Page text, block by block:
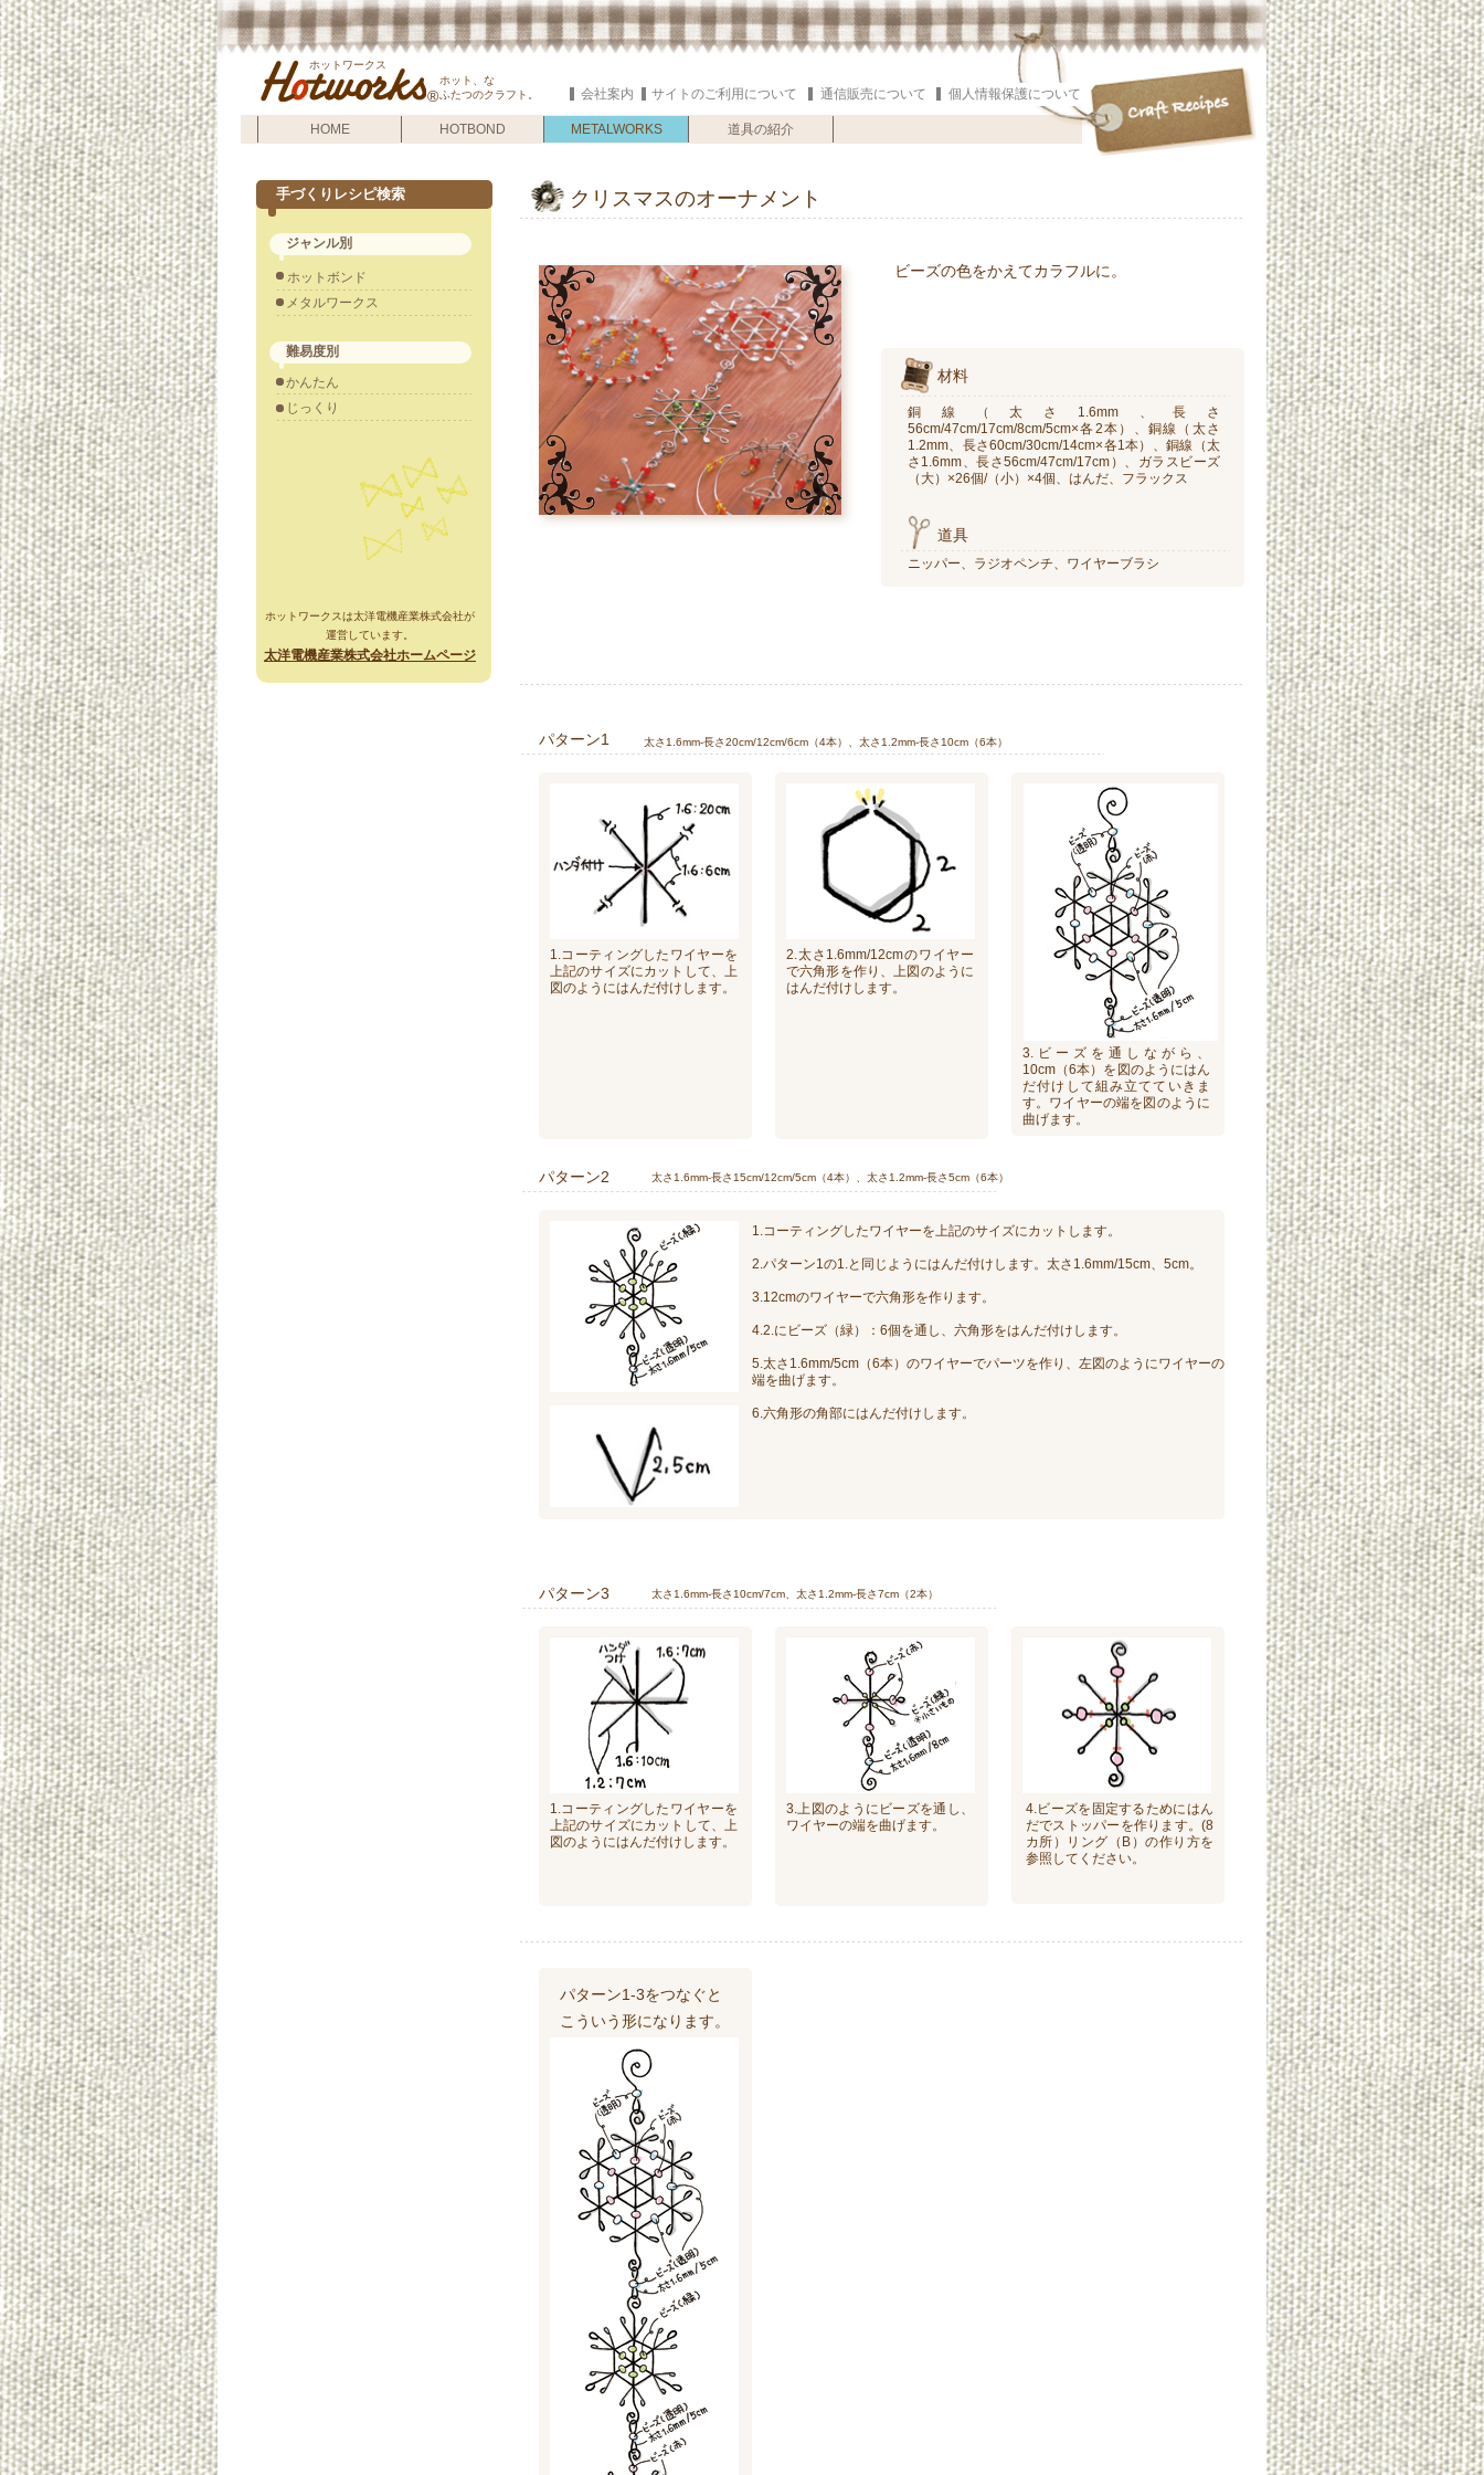
ホット、な
ふたつのクラフト。
ホットワークス
HOTBOND
HOME METALWORKS
METALWORKS 道具の紹介
サイトのご利用について
会社案内 通信販売について
® 個人情報保護について
クリスマスのオーナメント
ビーズの色をかえてカラフルに。
材料
道具
銅線（太さ1.6mm、長さ
56cm/47cm/17cm/8cm/5cm×各2本）、銅線（太さ
1.2mm、長さ60cm/30cm/14cm×各1本）、銅線（太
さ1.6mm、長さ56cm/47cm/17cm）、ガラスビーズ
（大）×26個/（小）×4個、はんだ、フラックス
ニッパー、ラジオペンチ、ワイヤーブラシ
ジャンル別
ホットボンド
メタルワークス
難易度別
かんたん
じっくり
ホットワークスは太洋電機産業株式会社が
運営しています。
太洋電機産業株式会社ホームページ
手づくりレシピ検索
パターン1 太さ1.6mm-長さ20cm/12cm/6cm（4本）、太さ1.2mm-長さ10cm（6本）
1.コーティングしたワイヤーを
上記のサイズにカットして、上
図のようにはんだ付けします。
2.太さ1.6mm/12cmのワイヤー
で六角形を作り、上図のように
はんだ付けします。
3.ビーズを通しながら、
10cm（6本）を図のようにはん
だ付けして組み立てていきま
す。ワイヤーの端を図のように
曲げます。
パターン2 太さ1.6mm-長さ15cm/12cm/5cm（4本）、太さ1.2mm-長さ5cm（6本）
1.コーティングしたワイヤーを上記のサイズにカットします。
2.パターン1の1.と同じようにはんだ付けします。太さ1.6mm/15cm、5cm。
3.12cmのワイヤーで六角形を作ります。
4.2.にビーズ（緑）：6個を通し、六角形をはんだ付けします。
5.太さ1.6mm/5cm（6本）のワイヤーでパーツを作り、左図のようにワイヤーの
端を曲げます。
6.六角形の角部にはんだ付けします。
パターン3 太さ1.6mm-長さ10cm/7cm、太さ1.2mm-長さ7cm（2本）
1.コーティングしたワイヤーを
上記のサイズにカットして、上
図のようにはんだ付けします。
3.上図のようにビーズを通し、
ワイヤーの端を曲げます。
4.ビーズを固定するためにはん
だでストッパーを作ります。(8
カ所）リング（B）の作り方を
参照してください。
パターン1-3をつなぐと
こういう形になります。